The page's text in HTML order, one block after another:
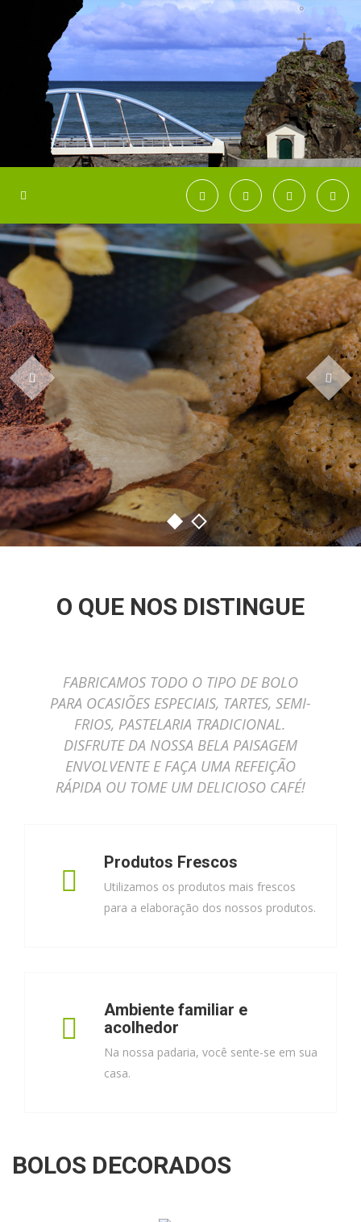
O QUE NOS DISTINGUE
FABRICAMOS TODO O TIPO DE BOLO
PARA OCASIÕES ESPECIAIS, TARTES, SEMI-
FRIOS, PASTELARIA TRADICIONAL.
DISFRUTE DA NOSSA BELA PAISAGEM
ENVOLVENTE E FAÇA UMA REFEIÇÃO
RÁPIDA OU TOME UM DELICIOSO CAFÉ!
Produtos Frescos
Utilizamos os produtos mais frescos
para a elaboração dos nossos produtos.
Ambiente familiar e
acolhedor
Na nossa padaria, você sente-se em sua
casa.
BOLOS DECORADOS